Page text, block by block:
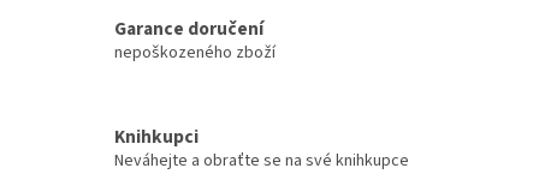
Garance doručení
nepoškozeného zboží
Knihkupci
Neváhejte a obraťte se na své knihkupce